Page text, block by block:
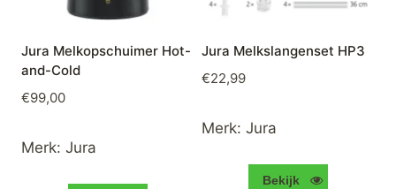
Jura Melkopschuimer Hot-
and-Cold
€99,00
Merk: Jura
Jura Melkslangenset HP3
€22,99
Merk: Jura
Bekijk